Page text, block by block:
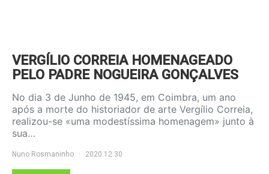
VERGÍLIO CORREIA HOMENAGEADO
PELO PADRE NOGUEIRA GONÇALVES
No dia 3 de Junho de 1945, em Coimbra, um ano
após a morte do historiador de arte Vergílio Correia,
realizou-se «uma modestíssima homenagem» junto à
sua…
Nuno Rosmaninho 2020.12.30